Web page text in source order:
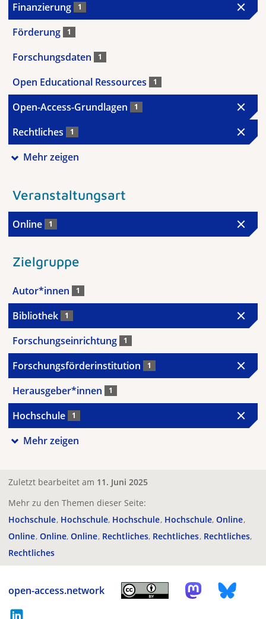
Finanzierung 1
Förderung 1
Forschungsdaten 1
Open Educational Ressources 1
Open-Access-Grundlagen 1
Rechtliches 1
Mehr zeigen
Veranstaltungsart
Online 1
Zielgruppe
Autor*innen 1
Bibliothek 1
Forschungseinrichtung 1
Forschungsförderinstitution 1
Herausgeber*innen 1
Hochschule 1
Mehr zeigen
Zuletzt bearbeitet am 11. Juni 2025
Mehr zu den Themen dieser Seite:
Hochschule Hochschule Hochschule Hochschule Online
Online Online Online Rechtliches Rechtliches Rechtliches
Rechtliches
open-access.network